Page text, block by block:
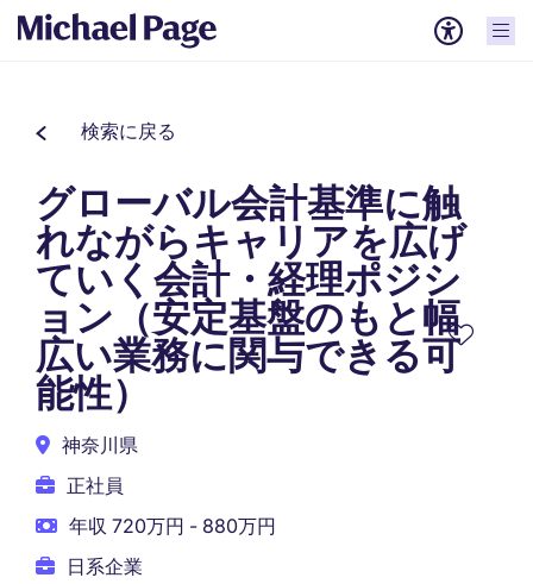
検索に戻る
グローバル会計基準に触
れながらキャリアを広げ
ていく会計・経理ポジシ
ョン（安定基盤のもと幅
広い業務に関与できる可
能性）
神奈川県
正社員
年収 720万円 - 880万円
日系企業